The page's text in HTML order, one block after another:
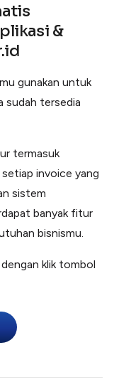
&
gunakan untuk
sudah tersedia
termasuk
setiap invoice yang
sistem
banyak fitur
bisnismu.
klik tombol